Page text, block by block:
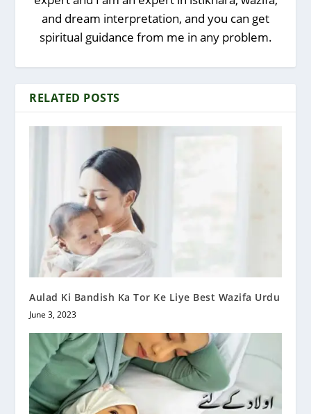
and dream interpretation, and you can get
spiritual guidance from me in any problem.
RELATED POSTS
Aulad Ki Bandish Ka Tor Ke Liye Best Wazifa Urdu
June 3, 2023